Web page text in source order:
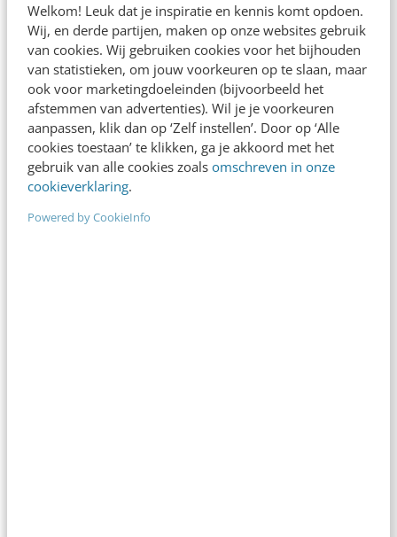
Welkom! Leuk dat je inspiratie en kennis komt opdoen.
Wij, en derde partijen, maken op onze websites gebruik
van cookies. Wij gebruiken cookies voor het bijhouden
van statistieken, om jouw voorkeuren op te slaan, maar
ook voor marketingdoeleinden (bijvoorbeeld het
afstemmen van advertenties). Wil je je voorkeuren
aanpassen, klik dan op ‘Zelf instellen’. Door op ‘Alle
cookies toestaan’ te klikken, ga je akkoord met het
gebruik van alle cookies zoals omschreven in onze
cookieverklaring.
Powered by CookieInfo
KLANTCONTACT & CX
Waarom usability lijkt op autorijden
“Het budget laat het niet toe”, “Vorige keer is het
ook mislukt” of “Dat doen we wel tijdens de